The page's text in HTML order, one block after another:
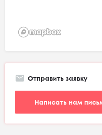
Отправить заявку
Написать нам